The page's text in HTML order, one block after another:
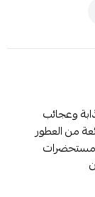
وعجائب
من العطور
مستحضرات